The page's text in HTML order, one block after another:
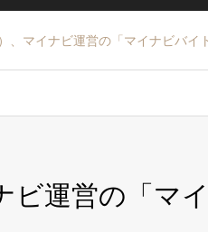
、マイナビ運営の「マイナビバイ
ビ運営の「マ